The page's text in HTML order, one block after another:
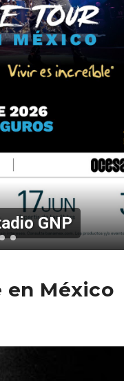
GNP
en México